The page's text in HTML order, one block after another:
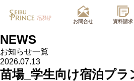
お問合せ 資料請求
NEWS
お知らせ一覧
2026.07.13
苗場_学生向け宿泊プラ